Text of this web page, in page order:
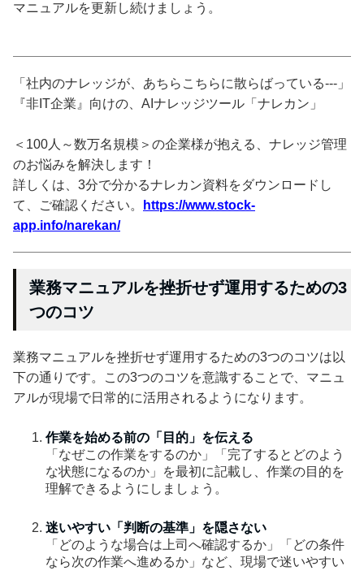
マニュアルを更新し続けましょう。
「社内のナレッジが、あちらこちらに散らばっている---」
『非IT企業』向けの、AIナレッジツール「ナレカン」
＜100人～数万名規模＞の企業様が抱える、ナレッジ管理
のお悩みを解決します！
詳しくは、3分で分かるナレカン資料をダウンロードし
て、ご確認ください。
https://www.stock-
app.info/narekan/
業務マニュアルを挫折せず運用するための3
つのコツ
業務マニュアルを挫折せず運用するための3つのコツは以
下の通りです。この3つのコツを意識することで、マニュ
アルが現場で日常的に活用されるようになります。
作業を始める前の「目的」を伝える
「なぜこの作業をするのか」「完了するとどのよう
な状態になるのか」を最初に記載し、作業の目的を
理解できるようにしましょう。
迷いやすい「判断の基準」を隠さない
「どのような場合は上司へ確認するか」「どの条件
なら次の作業へ進めるか」など、現場で迷いやすい